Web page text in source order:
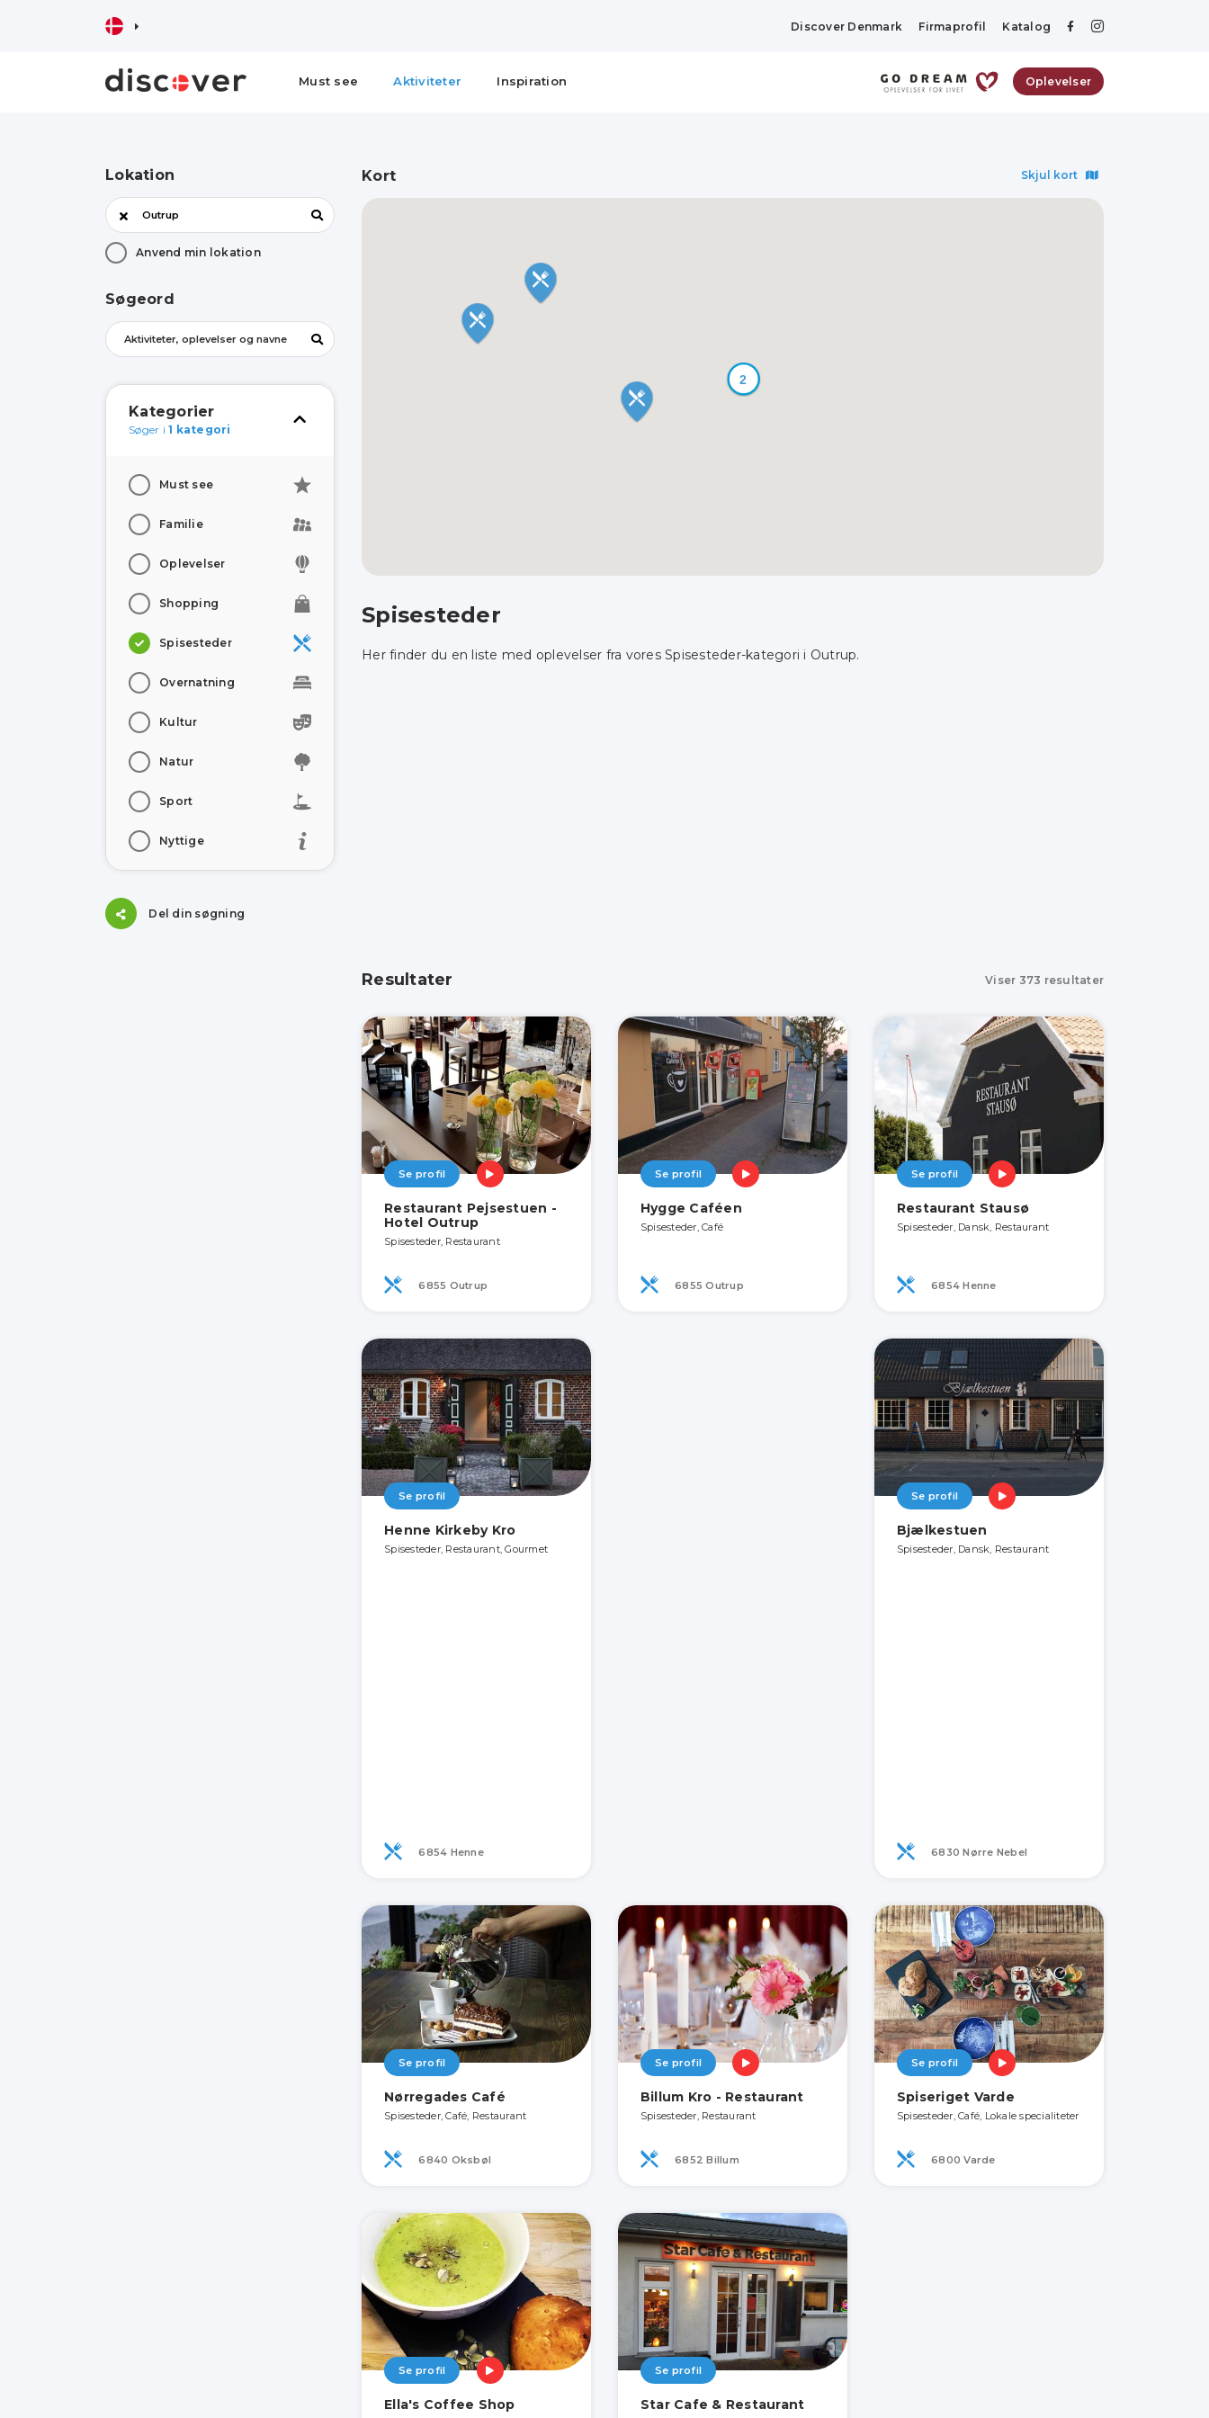
Discover Denmark Firmaprofil Katalog
Must see Aktiviteter Inspiration Oplevelser
Lokation
Anvend min lokation
Søgeord
Kategorier
Søger i 1 kategori
Must see
Familie
Oplevelser
Shopping
Spisesteder
Overnatning
Kultur
Natur
Sport
Nyttige
Del din søgning
Kort Skjul kort
2
Spisesteder
Her finder du en liste med oplevelser fra vores Spisesteder-kategori i Outrup.
Resultater Viser 373 resultater
Se profil
Restaurant Pejsestuen -
Hotel Outrup
Spisesteder, Restaurant
6855 Outrup
Se profil
Hygge Caféen
Spisesteder, Café
6855 Outrup
Se profil
Restaurant Stausø
Spisesteder, Dansk, Restaurant
6854 Henne
Se profil
Henne Kirkeby Kro
Spisesteder, Restaurant, Gourmet
6854 Henne
Se profil
Bjælkestuen
Spisesteder, Dansk, Restaurant
6830 Nørre Nebel
Se profil
Nørregades Café
Spisesteder, Café, Restaurant
6840 Oksbøl
Se profil
Billum Kro - Restaurant
Spisesteder, Restaurant
6852 Billum
Se profil
Spiseriget Varde
Spisesteder, Café, Lokale specialiteter
6800 Varde
Se profil
Ella's Coffee Shop
Se profil
Star Cafe & Restaurant